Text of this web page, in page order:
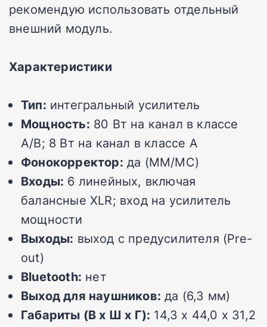
рекомендую использовать отдельный
внешний модуль.
Характеристики
Тип: интегральный усилитель
Мощность: 80 Вт на канал в классе
A/B; 8 Вт на канал в классе A
Фонокорректор: да (MM/MC)
Входы: 6 линейных, включая
балансные XLR; вход на усилитель
мощности
Выходы: выход с предусилителя (Pre-
out)
Bluetooth: нет
Выход для наушников: да (6,3 мм)
Габариты (В x Ш x Г): 14,3 x 44,0 x 31,2